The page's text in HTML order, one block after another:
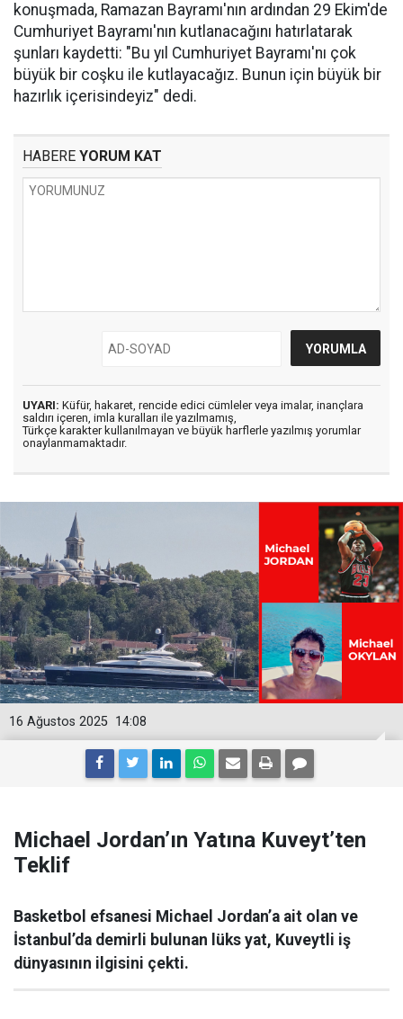
konuşmada, Ramazan Bayramı'nın ardından 29 Ekim'de
Cumhuriyet Bayramı'nın kutlanacağını hatırlatarak
şunları kaydetti: "Bu yıl Cumhuriyet Bayramı'nı çok
büyük bir coşku ile kutlayacağız. Bunun için büyük bir
hazırlık içerisindeyiz" dedi.
HABERE YORUM KAT
UYARI: Küfür, hakaret, rencide edici cümleler veya imalar, inançlara
saldırı içeren, imla kuralları ile yazılmamış,
Türkçe karakter kullanılmayan ve büyük harflerle yazılmış yorumlar
onaylanmamaktadır.
14:08
16 Ağustos 2025
Michael Jordan’ın Yatına Kuveyt’ten
Teklif
Basketbol efsanesi Michael Jordan’a ait olan ve
İstanbul’da demirli bulunan lüks yat, Kuveytli iş
dünyasının ilgisini çekti.